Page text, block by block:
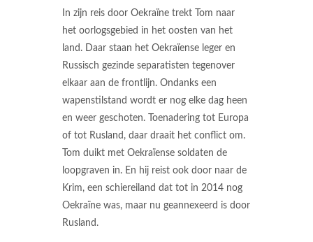
In zijn reis door Oekraïne trekt Tom naar
het oorlogsgebied in het oosten van het
land. Daar staan het Oekraïense leger en
Russisch gezinde separatisten tegenover
elkaar aan de frontlijn. Ondanks een
wapenstilstand wordt er nog elke dag heen
en weer geschoten. Toenadering tot Europa
of tot Rusland, daar draait het conflict om.
Tom duikt met Oekraïense soldaten de
loopgraven in. En hij reist ook door naar de
Krim, een schiereiland dat tot in 2014 nog
Oekraïne was, maar nu geannexeerd is door
Rusland.